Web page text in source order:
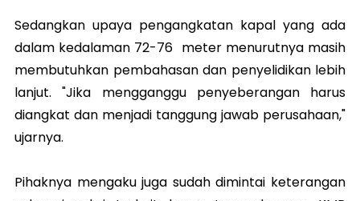
Sedangkan upaya pengangkatan kapal yang ada
dalam kedalaman 72-76 meter menurutnya masih
membutuhkan pembahasan dan penyelidikan lebih
lanjut. "Jika mengganggu penyeberangan harus
diangkat dan menjadi tanggung jawab perusahaan,"
ujarnya.
Pihaknya mengaku juga sudah dimintai keterangan